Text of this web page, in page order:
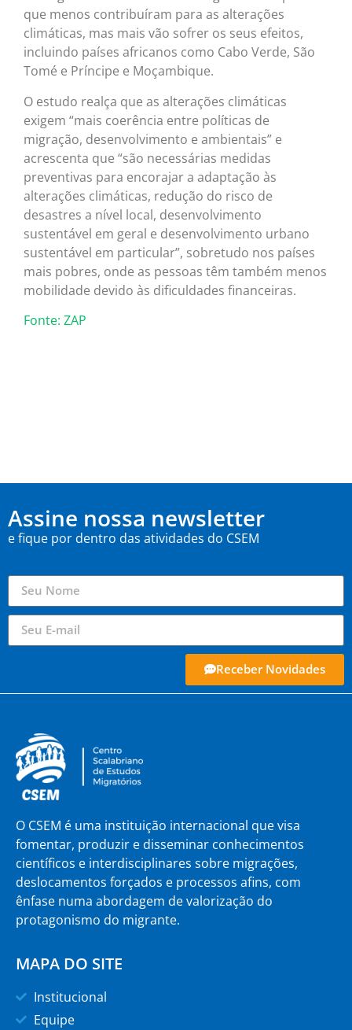
que menos contribuíram para as alterações
climáticas, mas mais vão sofrer os seus efeitos,
incluindo países africanos como Cabo Verde, São
Tomé e Príncipe e Moçambique.
O estudo realça que as alterações climáticas
exigem “mais coerência entre políticas de
migração, desenvolvimento e ambientais” e
acrescenta que “são necessárias medidas
preventivas para encorajar a adaptação às
alterações climáticas, redução do risco de
desastres a nível local, desenvolvimento
sustentável em geral e desenvolvimento urbano
sustentável em particular”, sobretudo nos países
mais pobres, onde as pessoas têm também menos
mobilidade devido às dificuldades financeiras.
Fonte: ZAP
Assine nossa newsletter
e fique por dentro das atividades do CSEM
Receber Novidades
O CSEM é uma instituição internacional que visa
fomentar, produzir e disseminar conhecimentos
científicos e interdisciplinares sobre migrações,
deslocamentos forçados e processos afins, com
ênfase numa abordagem de valorização do
protagonismo do migrante.
MAPA DO SITE
Institucional
Equipe